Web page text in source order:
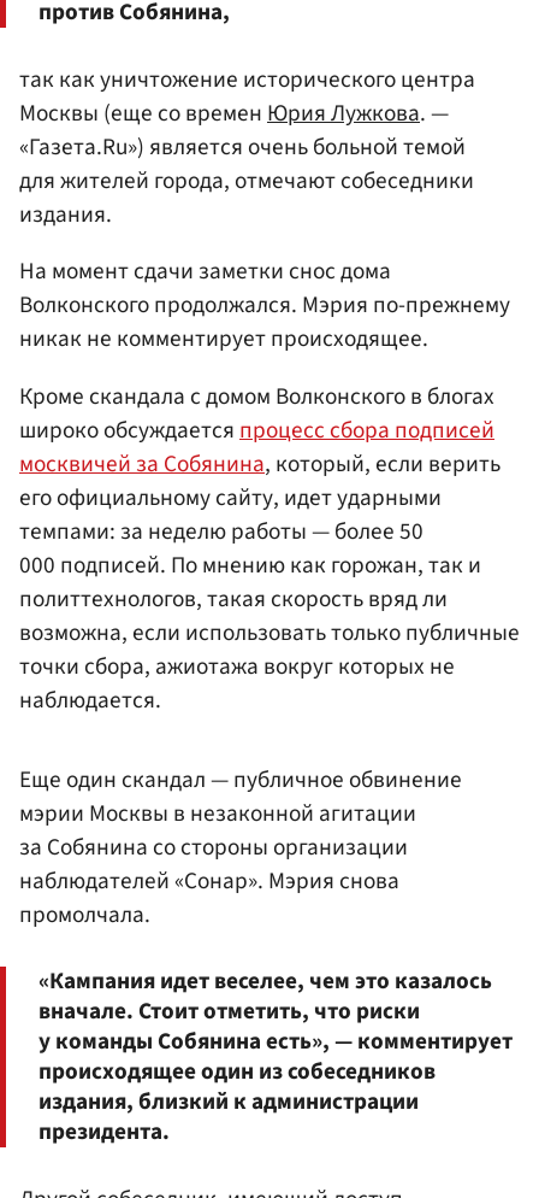
против Собянина,
так как уничтожение исторического центра
Москвы (еще со временЮрия Лужкова. —
«Газета.Ru») является очень больной темой
для жителей города, отмечают собеседники
издания.
На момент сдачи заметки снос дома
Волконского продолжался. Мэрия по-прежнему
никак не комментирует происходящее.
Кроме скандала с домом Волконского в блогах
широко обсуждаетсяпроцесс сбора подписей
москвичей за Собянина, который, если верить
его официальному сайту, идет ударными
темпами: за неделю работы — более 50
000 подписей. По мнению как горожан, так и
политтехнологов, такая скорость вряд ли
возможна, если использовать только публичные
точки сбора, ажиотажа вокруг которых не
наблюдается.
Еще один скандал — публичное обвинение
мэрии Москвы в незаконной агитации
за Собянина со стороны организации
наблюдателей «Сонар». Мэрия снова
промолчала.
«Кампания идет веселее, чем это казалось
вначале. Стоит отметить, что риски
у команды Собянина есть», — комментирует
происходящее один из собеседников
издания, близкий к администрации
президента.